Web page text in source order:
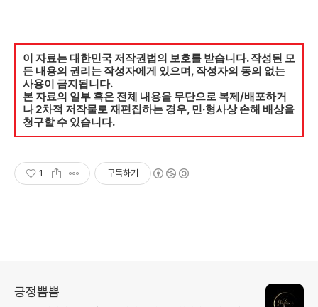
이 자료는 대한민국 저작권법의 보호를 받습니다. 작성된 모
든 내용의 권리는 작성자에게 있으며, 작성자의 동의 없는
사용이 금지됩니다.
본 자료의 일부 혹은 전체 내용을 무단으로 복제/배포하거
나 2차적 저작물로 재편집하는 경우, 민·형사상 손해 배상을
청구할 수 있습니다.
1 구독하기
긍정뿜뿜